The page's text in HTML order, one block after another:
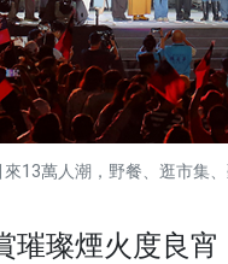
來13萬人潮，野餐、逛市集
璀璨煙火度良宵